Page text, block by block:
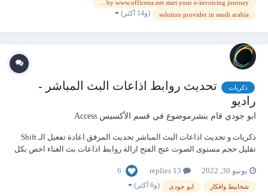
solution provider in saudi arabia
(و14 أكثر)
ذكريات
تحديث روابط اذاعات البث المباشر -
راديو
ابو جودي قام بنشرموضوع في قسم الأكسيس Access
ذكريات و تحديث اذاعات البث المباشر تحديث المرفق اعادة تفعيل الـ Shift
تقليل حجم مستوى الصوت عتج الفتح ازالة روابط اذاعات بث الغناء اخص بكل
خطأى عبر نشر اذاعات بث الغتاء اللهم انى استغفرك واتوب واليك اللهم...
يونيو 30, 2022 6
شخابيط وافكار ابو جودى (و6 أكثر)